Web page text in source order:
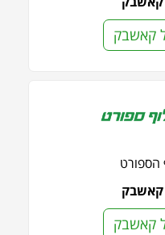
קאשבק
הספורט
קאשבק